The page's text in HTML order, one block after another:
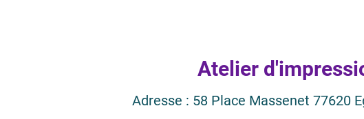
Atelier
Adresse : 58 Place Massenet 77620